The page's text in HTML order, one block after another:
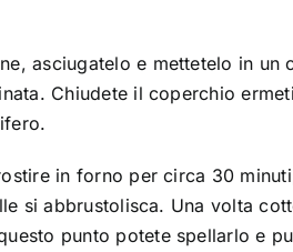
asciugatelo e mettetelo in
Chiudete il coperchio
in forno per circa 30
si abbrustolisca. Una volta
punto potete spellarlo e